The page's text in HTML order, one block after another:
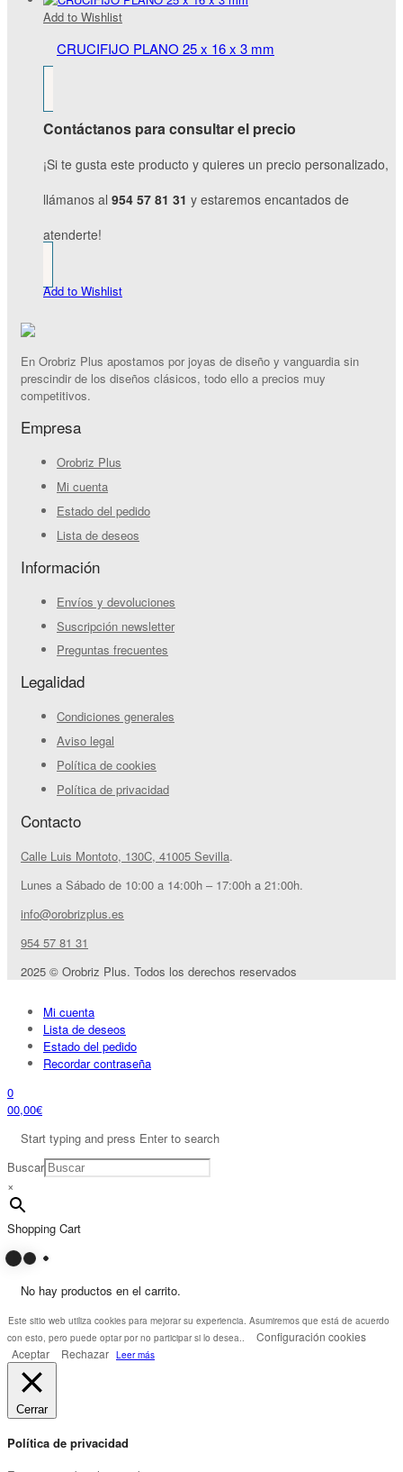
Add to Wishlist
CRUCIFIJO PLANO 25 x 16 x 3 mm
Contáctanos para consultar el precio
¡Si te gusta este producto y quieres un precio personalizado,
llámanos al 954 57 81 31 y estaremos encantados de
atenderte!
Add to Wishlist
En Orobriz Plus apostamos por joyas de diseño y vanguardia sin
prescindir de los diseños clásicos, todo ello a precios muy
competitivos.
Empresa
Orobriz Plus
Mi cuenta
Estado del pedido
Lista de deseos
Información
Envíos y devoluciones
Suscripción newsletter
Preguntas frecuentes
Legalidad
Condiciones generales
Aviso legal
Política de cookies
Política de privacidad
Contacto
Calle Luis Montoto, 130C, 41005 Sevilla.
Lunes a Sábado de 10:00 a 14:00h – 17:00h a 21:00h.
info@orobrizplus.es
954 57 81 31
2025 © Orobriz Plus. Todos los derechos reservados
Mi cuenta
Lista de deseos
Estado del pedido
Recordar contraseña
0
00,00€
Start typing and press Enter to search
Buscar
×
Shopping Cart
No hay productos en el carrito.
Este sitio web utiliza cookies para mejorar su experiencia. Asumiremos que está de acuerdo
con esto, pero puede optar por no participar si lo desea..
Configuración cookies
Aceptar
Rechazar Leer más
Cerrar
Política de privacidad